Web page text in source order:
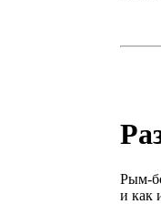
Рым-
и как